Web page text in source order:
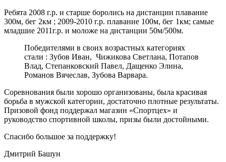
Ребята 2008 г.р. и старше боролись на дистанции плавание
300м, бег 2км ; 2009-2010 г.р. плавание 100м, бег 1км; самые
младшие 2011г.р. и моложе на дистанции 50м/500м.
Победителями в своих возрастных категориях
стали : Зубов Иван, Чижикова Светлана, Потапов
Влад, Степанковский Павел, Дащенко Элина,
Романов Вячеслав, Зубова Варвара.
Соревнования были хорошо организованы, была красивая
борьба в мужской категории, достаточно плотные результаты.
Призовой фонд поддержал магазин «Спортцех» и
руководство спортивной школы, призы были достойными.
Спасибо большое за поддержку!
Дмитрий Башун